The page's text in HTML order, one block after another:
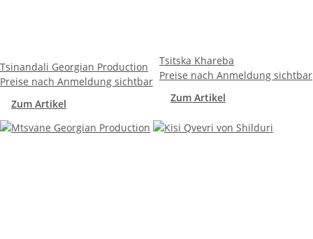
Tsinandali Georgian Production
Preise nach Anmeldung sichtbar
Zum Artikel
Tsitska Khareba
Preise nach Anmeldung sichtbar
Zum Artikel